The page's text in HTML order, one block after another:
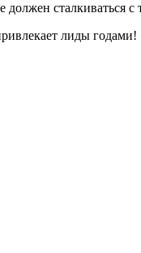
должен сталкиваться
лиды годами!